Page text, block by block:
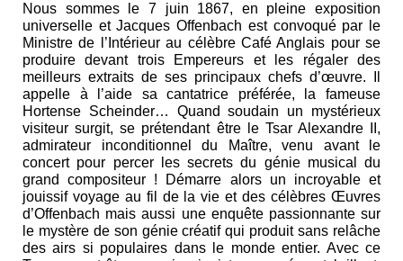
Nous sommes le 7 juin 1867, en pleine exposition
universelle et Jacques Offenbach est convoqué par le
Ministre de l’Intérieur au célèbre Café Anglais pour se
produire devant trois Empereurs et les régaler des
meilleurs extraits de ses principaux chefs d’œuvre. Il
appelle à l’aide sa cantatrice préférée, la fameuse
Hortense Scheinder… Quand soudain un mystérieux
visiteur surgit, se prétendant être le Tsar Alexandre II,
admirateur inconditionnel du Maître, venu avant le
concert pour percer les secrets du génie musical du
grand compositeur ! Démarre alors un incroyable et
jouissif voyage au fil de la vie et des célèbres Œuvres
d’Offenbach mais aussi une enquête passionnante sur
le mystère de son génie créatif qui produit sans relâche
des airs si populaires dans le monde entier. Avec ce